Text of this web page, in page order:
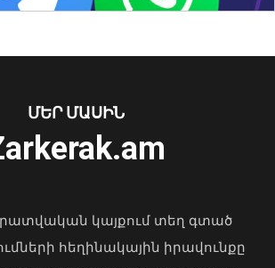
20:29
միջամտության
(տեսանյութ)
ՄԵՐ ՄԱՍԻՆ
լրատվական կայքում տեղ գտած
հեղինակային իրավունքը